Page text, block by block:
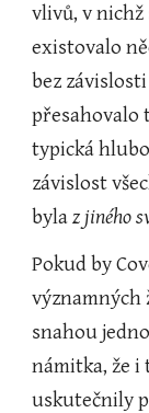
vlivů, v nichž
existovalo
bez
přesahovalo
typická
závislost
byla z jiného
Pokud by
snahou
námitka, že i
uskutečnily